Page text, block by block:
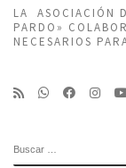
LA ASOCIACIÓN
PARDO»
NECESARIOS